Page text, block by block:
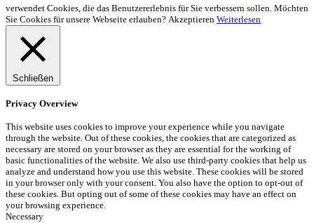
verwendet Cookies, die das Benutzererlebnis für Sie verbessern sollen. Möchten
Sie Cookies für unsere Webseite erlauben? Akzeptieren Weiterlesen
Schließen
Privacy Overview
This website uses cookies to improve your experience while you navigate
through the website. Out of these cookies, the cookies that are categorized as
necessary are stored on your browser as they are essential for the working of
basic functionalities of the website. We also use third-party cookies that help us
analyze and understand how you use this website. These cookies will be stored
in your browser only with your consent. You also have the option to opt-out of
these cookies. But opting out of some of these cookies may have an effect on
your browsing experience.
Necessary